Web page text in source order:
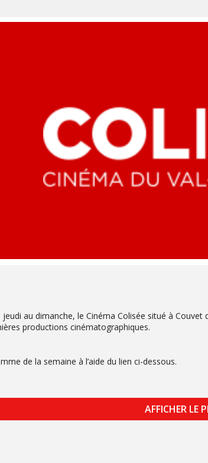
jeudi au dimanche, le Cinéma Colisée situé à
productions cinématographiques.
de la semaine à l’aide du lien ci-dessous.
AFFICHER LE